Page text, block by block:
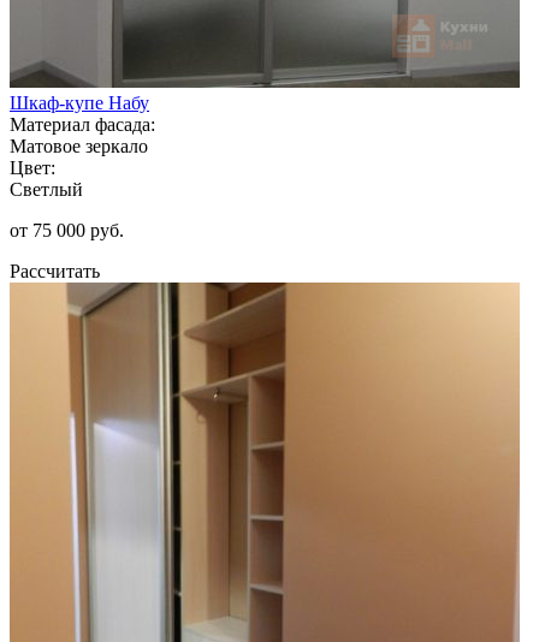
Шкаф-купе Набу
Материал фасада:
Матовое зеркало
Цвет:
Светлый
от 75 000 руб.
Рассчитать